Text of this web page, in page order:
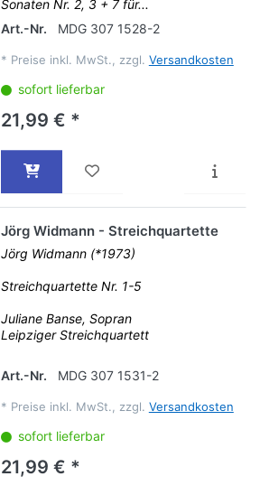
Sonaten Nr. 2, 3 + 7 für...
Art.-Nr.
MDG 307 1528-2
* Preise inkl. MwSt., zzgl. Versandkosten
sofort lieferbar
21,99 € *
Jörg Widmann - Streichquartette
Jörg Widmann (*1973)
Streichquartette Nr. 1-5
Juliane Banse, Sopran
Leipziger Streichquartett
Art.-Nr. MDG 307 1531-2
* Preise inkl. MwSt., zzgl. Versandkosten
sofort lieferbar
21,99 € *